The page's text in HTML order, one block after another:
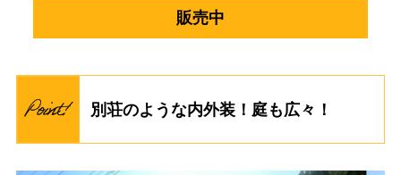
販売中
別荘のような内外装！庭も広々！